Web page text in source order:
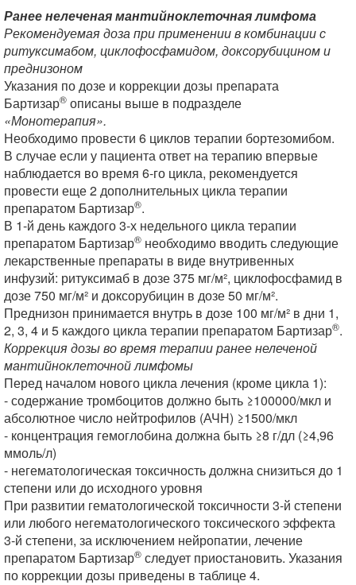
Ранее нелеченая мантийноклеточная лимфома
Рекомендуемая доза при применении в комбинации с
ритуксимабом, циклофосфамидом, доксорубицином и
преднизоном
Указания по дозе и коррекции дозы препарата
Бартизар® описаны выше в подразделе
«Монотерапия».
Необходимо провести 6 циклов терапии бортезомибом.
В случае если у пациента ответ на терапию впервые
наблюдается во время 6-го цикла, рекомендуется
провести еще 2 дополнительных цикла терапии
препаратом Бартизар®.
В 1-й день каждого 3-х недельного цикла терапии
препаратом Бартизар® необходимо вводить следующие
лекарственные препараты в виде внутривенных
инфузий: ритуксимаб в дозе 375 мг/м², циклофосфамид в
дозе 750 мг/м² и доксорубицин в дозе 50 мг/м².
Преднизон принимается внутрь в дозе 100 мг/м² в дни 1,
2, 3, 4 и 5 каждого цикла терапии препаратом Бартизар®.
Коррекция дозы во время терапии ранее нелеченой
мантийноклеточной лимфомы
Перед началом нового цикла лечения (кроме цикла 1):
- содержание тромбоцитов должно быть ≥100000/мкл и
абсолютное число нейтрофилов (АЧН) ≥1500/мкл
- концентрация гемоглобина должна быть ≥8 г/дл (≥4,96
ммоль/л)
- негематологическая токсичность должна снизиться до 1
степени или до исходного уровня
При развитии гематологической токсичности 3-й степени
или любого негематологического токсического эффекта
3-й степени, за исключением нейропатии, лечение
препаратом Бартизар® следует приостановить. Указания
по коррекции дозы приведены в таблице 4.